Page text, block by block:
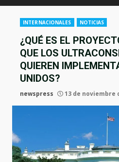
INTERNACIONALES NOTICIAS
¿QUÉ ES EL
QUE LOS
QUIEREN
UNIDOS?
newspress 13 de noviembre